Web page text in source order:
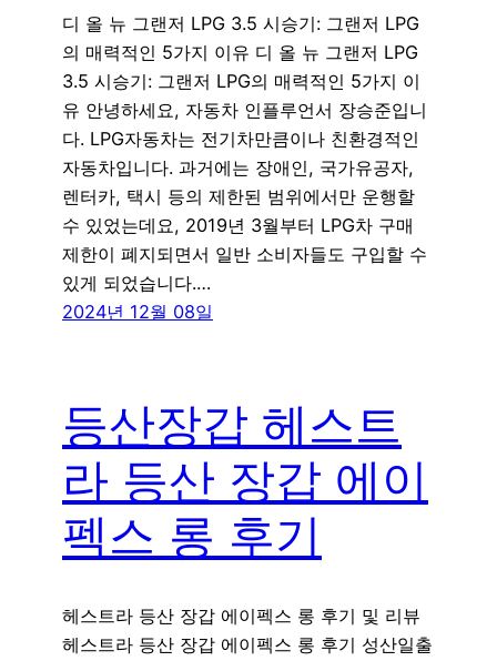
디 올 뉴 그랜저 LPG 3.5 시승기: 그랜저 LPG
의 매력적인 5가지 이유 디 올 뉴 그랜저 LPG
3.5 시승기: 그랜저 LPG의 매력적인 5가지 이
유 안녕하세요, 자동차 인플루언서 장승준입니
다. LPG자동차는 전기차만큼이나 친환경적인
자동차입니다. 과거에는 장애인, 국가유공자,
렌터카, 택시 등의 제한된 범위에서만 운행할
수 있었는데요, 2019년 3월부터 LPG차 구매
제한이 폐지되면서 일반 소비자들도 구입할 수
있게 되었습니다.…
2024년 12월 08일
등산장갑 헤스트
라 등산 장갑 에이
펙스 롱 후기
헤스트라 등산 장갑 에이펙스 롱 후기 및 리뷰
헤스트라 등산 장갑 에이펙스 롱 후기 성산일출